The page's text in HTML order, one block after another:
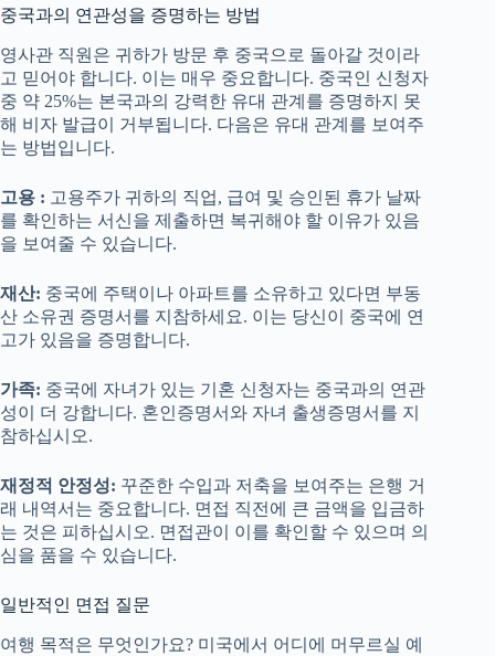
중국과의 연관성을 증명하는 방법
영사관 직원은 귀하가 방문 후 중국으로 돌아갈 것이라
고 믿어야 합니다. 이는 매우 중요합니다. 중국인 신청자
중 약 25%는 본국과의 강력한 유대 관계를 증명하지 못
해 비자 발급이 거부됩니다. 다음은 유대 관계를 보여주
는 방법입니다.
고용 : 고용주가 귀하의 직업, 급여 및 승인된 휴가 날짜
를 확인하는 서신을 제출하면 복귀해야 할 이유가 있음
을 보여줄 수 있습니다.
재산: 중국에 주택이나 아파트를 소유하고 있다면 부동
산 소유권 증명서를 지참하세요. 이는 당신이 중국에 연
고가 있음을 증명합니다.
가족: 중국에 자녀가 있는 기혼 신청자는 중국과의 연관
성이 더 강합니다. 혼인증명서와 자녀 출생증명서를 지
참하십시오.
재정적 안정성: 꾸준한 수입과 저축을 보여주는 은행 거
래 내역서는 중요합니다. 면접 직전에 큰 금액을 입금하
는 것은 피하십시오. 면접관이 이를 확인할 수 있으며 의
심을 품을 수 있습니다.
일반적인 면접 질문
여행 목적은 무엇인가요? 미국에서 어디에 머무르실 예